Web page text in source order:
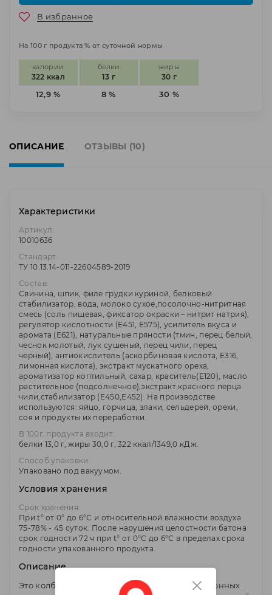
В избранное
На 100 г продукта % от суточной нормы
калории
322 ккал
12,9 %
белки
13 г
8 %
жиры
30 г
30 %
ОПИСАНИЕ ОТЗЫВЫ (10)
Характеристики
Артикул:
10010636
Стандарт:
ТУ 10.13.14-011-22604589-2019
Состав:
Свинина, шпик, филе грудки куриной, белковый
стабилизатор, вода, молоко сухое,посолочно-нитритная
смесь (соль пищевая, фиксатор окраски – нитрит натрия),
регулятор кислотности (Е451, Е575), усилитель вкуса и
аромата (Е621), натуральные пряности (тмин, перец белый,
чеснок молотый, лук сушеный, перец чили, перец
черный), антиокислитель (аскорбиновая кислота, Е316,
лимонная кислота), экстракт мускатного ореха,
ароматизатор коптильный, сахар, краситель(Е120), масло
растительное (подсолнечное),экстракт красного перца
чили,стабилизатор (Е450,Е452). На производстве
используются: яйцо, горчица, злаки, сельдерей, орехи,
соя и продукты их переработки.
В 100г. продукта входит:
белки 13,0 г, жиры 30,0 г, 322 ккал/1349,0 кДж.
Способ упаковки:
Упаковано под вакуумом.
Условия хранения
Срок хранения:
При t° от 0° до 6°С и относительной влажности воздуха
75-78% - 45 суток. После нарушения целостности батона
срок годности 72 ч при t° от 0°С до 6°С в пределах срока
годности упакованного продукта.
Описание
Это колбасное изделие основано на традиционных